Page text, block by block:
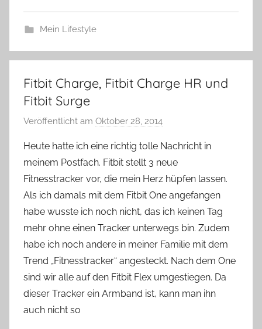
Mein Lifestyle
Fitbit Charge, Fitbit Charge HR und
Fitbit Surge
Veröffentlicht am Oktober 28, 2014
n
Y
v
o
n
n
e
Heute hatte ich eine richtig tolle Nachricht in
meinem Postfach. Fitbit stellt 3 neue
Fitnesstracker vor, die mein Herz hüpfen lassen.
Als ich damals mit dem Fitbit One angefangen
habe wusste ich noch nicht, das ich keinen Tag
mehr ohne einen Tracker unterwegs bin. Zudem
habe ich noch andere in meiner Familie mit dem
Trend „Fitnesstracker“ angesteckt. Nach dem One
sind wir alle auf den Fitbit Flex umgestiegen. Da
dieser Tracker ein Armband ist, kann man ihn
auch nicht so